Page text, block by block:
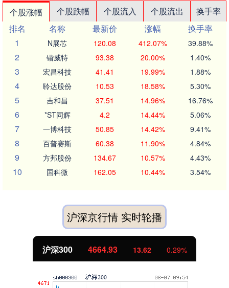
个股涨幅 个股跌幅 个股流入 个股流出
换手率
排名
名称 最新价 涨幅
换手率
1
N展芯 120.08 412.07% 39.88%
2 锴威特 93.38 20.00% 1.40%
3 宏昌科技 41.41 19.99% 1.88%
4 聆达股份 10.53 18.58% 5.30%
5 吉和昌 37.51 14.96% 16.76%
6 *ST同辉 4.2 14.44% 5.06%
7 一博科技 50.85 14.42% 9.41%
8 百普赛斯 60.38 11.90% 4.84%
9 方邦股份 134.67 10.57% 4.43%
10 国科微 162.05 10.44% 3.54%
沪深京行情 实时轮播
沪深300 4664.93 13.62 0.29%